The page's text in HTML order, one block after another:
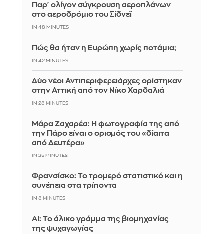
Παρ' ολίγον σύγκρουση αεροπλάνων
στο αεροδρόμιο του Σίδνεϊ
IN 48 MINUTES
Πώς θα ήταν η Ευρώπη χωρίς ποτάμια;
IN 42 MINUTES
Δύο νέοι Αντιπεριφερειάρχες ορίστηκαν
στην Αττική από τον Νίκο Χαρδαλιά
IN 28 MINUTES
Μάρα Ζαχαρέα: Η φωτογραφία της από
την Πάρο είναι ο ορισμός του «δίαιτα
από Δευτέρα»
IN 25 MINUTES
Φρανσίσκο: Το τρομερό στατιστικό και η
συνέπεια στα τρίποντα
IN 8 MINUTES
AI: Το άλικο γράμμα της βιομηχανίας
της ψυχαγωγίας